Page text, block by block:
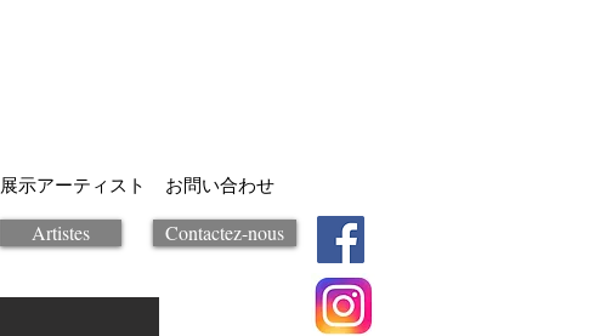
展示アーティスト
Artistes
お問い合わせ
Contactez-nous